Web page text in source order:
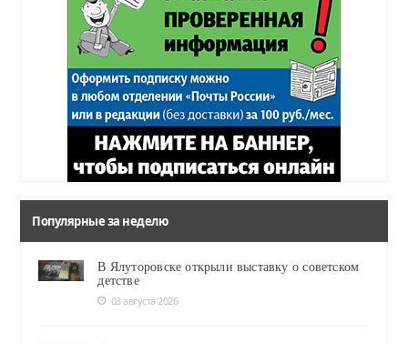
Популярные за неделю
В Ялуторовске открыли выставку о советском
детстве
03 августа 2026